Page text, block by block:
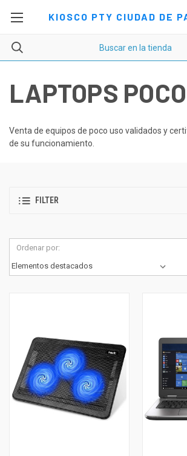
KIOSCO PTY CIUDAD DE
LAPTOPS
Venta de equipos de poco uso validados y
de su funcionamiento.
FILTER
Ordenar por: